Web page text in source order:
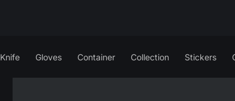
Knife Gloves Container Collection Stickers